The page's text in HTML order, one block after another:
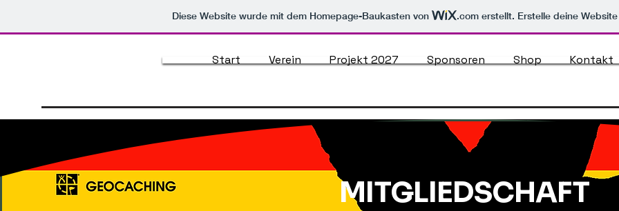
Diese Website wurde mit dem Homepage-Baukasten von .com erstellt. Erstelle deine
Start Verein Projekt 2027 Sponsoren Shop Kontakt
MITGLIEDSCHAFT